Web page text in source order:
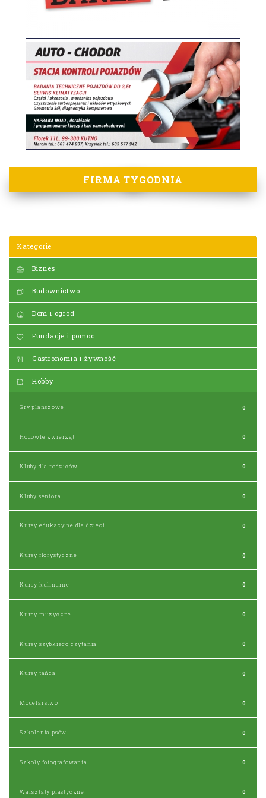
FIRMA TYGODNIA
Kategorie
Biznes
Budownictwo
Dom i ogród
Fundacje i pomoc
Gastronomia i żywność
Hobby
Gry planszowe 0
Hodowle zwierząt 0
Kluby dla rodziców 0
Kluby seniora 0
Kursy edukacyjne dla dzieci 0
Kursy florystyczne 0
Kursy kulinarne 0
Kursy muzyczne 0
Kursy szybkiego czytania 0
Kursy tańca 0
Modelarstwo 0
Szkolenia psów 0
Szkoły fotografowania 0
Warsztaty plastyczne 0